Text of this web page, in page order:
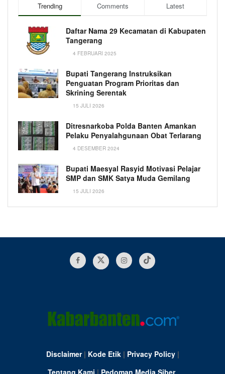
Trending Comments Latest
Daftar Nama 29 Kecamatan di Kabupaten
Tangerang
4 FEBRUARI 2025
Bupati Tangerang Instruksikan
Penguatan Program Prioritas dan
Skrining Serentak
15 JULI 2026
Ditresnarkoba Polda Banten Amankan
Pelaku Penyalahgunaan Obat Terlarang
4 DESEMBER 2024
Bupati Maesyal Rasyid Motivasi Pelajar
SMP dan SMK Satya Muda Gemilang
15 JULI 2026
Disclaimer| Kode Etik| Privacy Policy|